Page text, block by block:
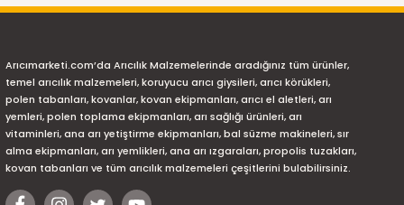
Arıcımarketi.com’da Arıcılık Malzemelerinde aradığınız tüm ürünler,
temel arıcılık malzemeleri, koruyucu arıcı giysileri, arıcı körükleri,
polen tabanları, kovanlar, kovan ekipmanları, arıcı el aletleri, arı
yemleri, polen toplama ekipmanları, arı sağlığı ürünleri, arı
vitaminleri, ana arı yetiştirme ekipmanları, bal süzme makineleri, sır
alma ekipmanları, arı yemlikleri, ana arı ızgaraları, propolis tuzakları,
kovan tabanları ve tüm arıcılık malzemeleri çeşitlerini bulabilirsiniz.